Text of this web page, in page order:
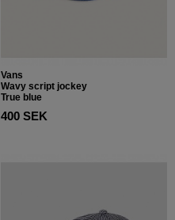
Vans
Wavy script jockey
True blue
400 SEK